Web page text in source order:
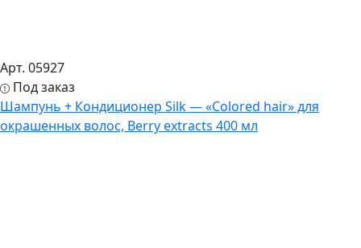
Арт. 05927
Под заказ
Шампунь + Кондиционер Silk — «Colored hair» для
окрашенных волос, Berry extracts 400 мл